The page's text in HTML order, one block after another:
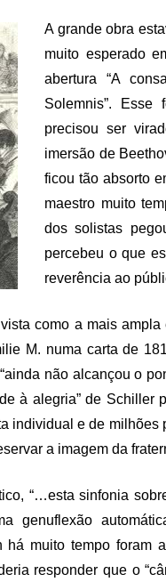
A grande obra
muito esperado
abertura “A
Solemnis”.
precisou ser
imersão de
ficou tão absorto
maestro muito
dos solistas
percebeu o que
reverência ao
como a mais
M. numa carta de
não alcançou o
à alegria” de
individual e de
a imagem da
“…esta sinfonia
genuflexão
há muito tempo foram
responder que o